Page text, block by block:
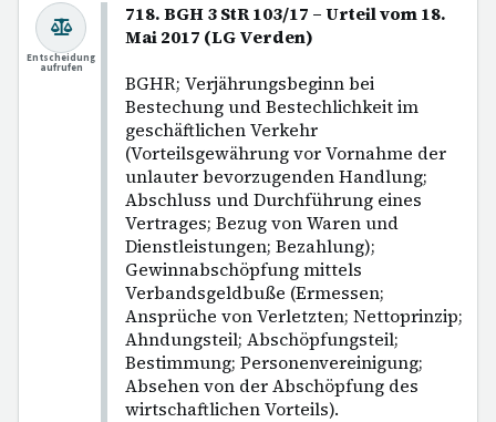
718. BGH 3 StR 103/17 – Urteil vom 18.
Mai 2017 (LG Verden)
BGHR; Verjährungsbeginn bei
Bestechung und Bestechlichkeit im
geschäftlichen Verkehr
(Vorteilsgewährung vor Vornahme der
unlauter bevorzugenden Handlung;
Abschluss und Durchführung eines
Vertrages; Bezug von Waren und
Dienstleistungen; Bezahlung);
Gewinnabschöpfung mittels
Verbandsgeldbuße (Ermessen;
Ansprüche von Verletzten; Nettoprinzip;
Ahndungsteil; Abschöpfungsteil;
Bestimmung; Personenvereinigung;
Absehen von der Abschöpfung des
wirtschaftlichen Vorteils).
Entscheidung
aufrufen